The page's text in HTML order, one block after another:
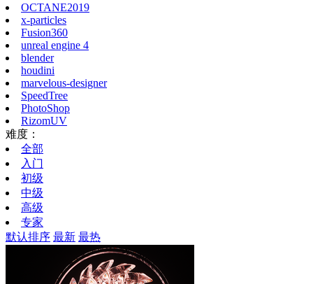
OCTANE2019
x-particles
Fusion360
unreal engine 4
blender
houdini
marvelous-designer
SpeedTree
PhotoShop
RizomUV
难度：
全部
入门
初级
中级
高级
专家
默认排序 最新 最热